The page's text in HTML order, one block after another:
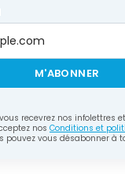
M'ABONNER
recevrez nos infolettres
nos Conditions et
pouvez vous désabonner à